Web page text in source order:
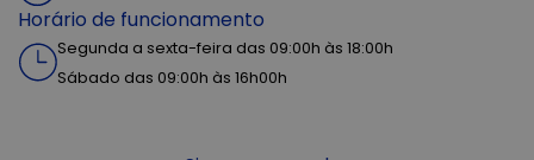
Horário de funcionamento
Segunda a sexta-feira das 09:00h às 18:00h
Sábado das 09:00h às 16h00h